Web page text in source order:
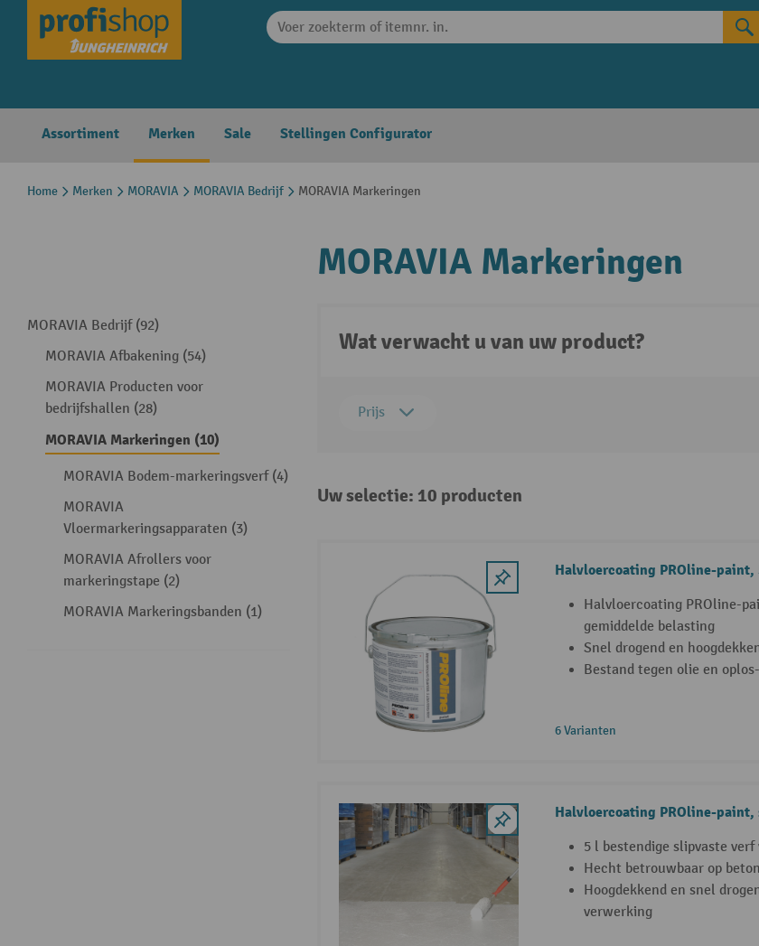
Skip to main navigation
Assortiment Merken Sale Stellingen Configurator
Home Merken MORAVIA MORAVIA Bedrijf MORAVIA Markeringen
MORAVIA Bedrijf (92)
MORAVIA Afbakening (54)
MORAVIA Producten voor
bedrijfshallen (28)
MORAVIA Markeringen (10)
MORAVIA Bodem-markeringsverf (4)
MORAVIA
Vloermarkeringsapparaten (3)
MORAVIA Afrollers voor
markeringstape (2)
MORAVIA Markeringsbanden (1)
MORAVIA Markeringen
Wat verwacht u van uw product?
Prijs
Uw selectie: 10 producten
Halvloercoating PROline-paint,
Halvloercoating PROline-
gemiddelde belasting
Snel drogend en
Bestand tegen olie en
6 Varianten
Halvloercoating PROline-
5 l bestendige slipvaste
Hecht betrouwbaar op
Hoogdekkend en snel
verwerking